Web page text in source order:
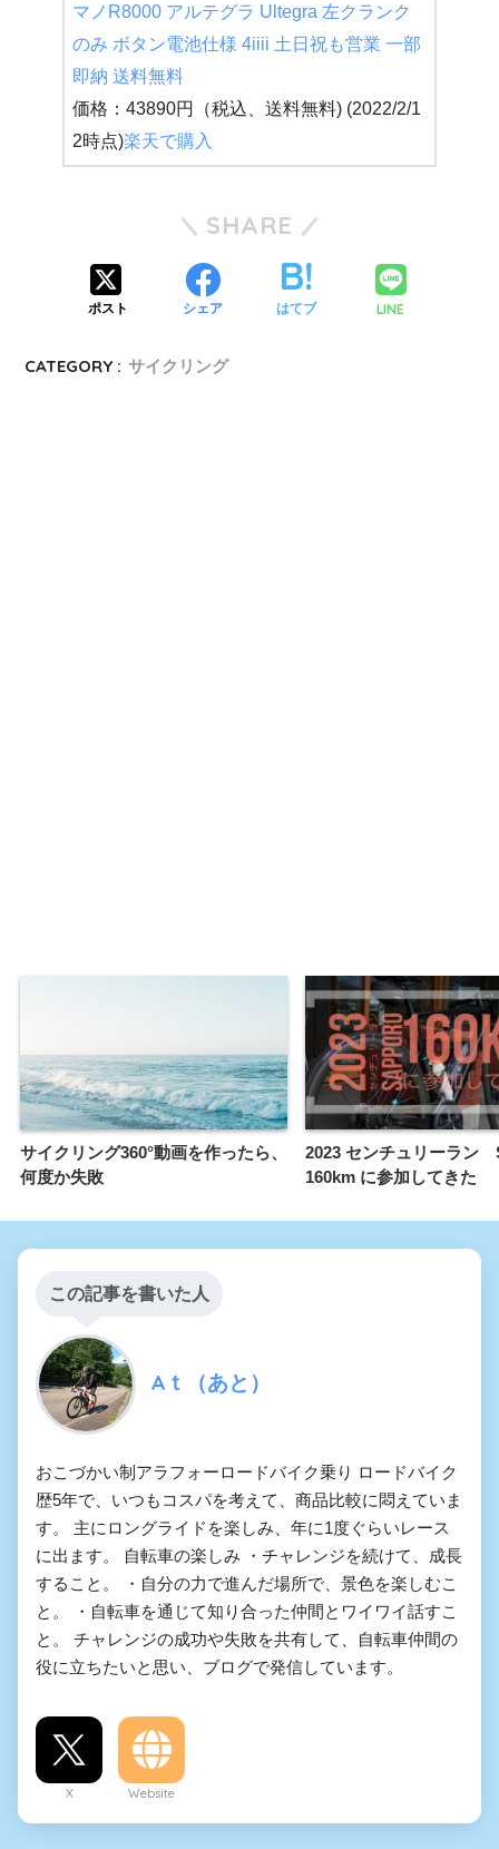
マノR8000 アルテグラ Ultegra 左クランク
のみ ボタン電池仕様 4iiii 土日祝も営業 一部
即納 送料無料
価格：43890円（税込、送料無料) (2022/2/1
2時点)楽天で購入
SHARE
ポスト シェア はてブ LINE
CATEGORY : サイクリング
サイクリング360°動画を作ったら、
何度か失敗
2023 センチュリーラン
160km に参加してきた
この記事を書いた人
Aｔ（あと）
おこづかい制アラフォーロードバイク乗り ロードバイク
歴5年で、いつもコスパを考えて、商品比較に悶えていま
す。 主にロングライドを楽しみ、年に1度ぐらいレース
に出ます。 自転車の楽しみ ・チャレンジを続けて、成長
すること。 ・自分の力で進んだ場所で、景色を楽しむこ
と。 ・自転車を通じて知り合った仲間とワイワイ話すこ
と。 チャレンジの成功や失敗を共有して、自転車仲間の
役に立ちたいと思い、ブログで発信しています。
X Website